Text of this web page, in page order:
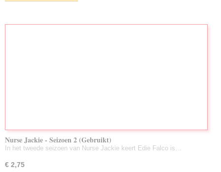
Nurse Jackie - Seizoen 2 (Gebruikt)
In het tweede seizoen van Nurse Jackie keert Edie Falco is…
€ 2,75